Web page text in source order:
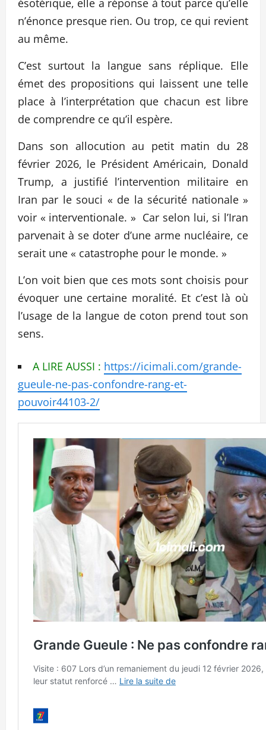
n’énonce presque rien. Ou trop, ce qui revient
au même.
C’est surtout la langue sans réplique. Elle
émet des propositions qui laissent une telle
place à l’interprétation que chacun est libre
de comprendre ce qu’il espère.
Dans son allocution au petit matin du 28
février 2026, le Président Américain, Donald
Trump, a justifié l’intervention militaire en
Iran par le souci « de la sécurité nationale »
voir « interventionale. » Car selon lui, si l’Iran
parvenait à se doter d’une arme nucléaire, ce
serait une « catastrophe pour le monde. »
L’on voit bien que ces mots sont choisis pour
évoquer une certaine moralité. Et c’est là où
l’usage de la langue de coton prend tout son
sens.
A LIRE AUSSI : https://icimali.com/grande-
gueule-ne-pas-confondre-rang-et-
pouvoir44103-2/